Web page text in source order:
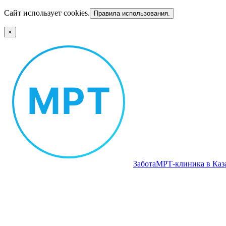
Сайт использует cookies. Правила использования.
×
ЗаботаМРТ‑клиника в